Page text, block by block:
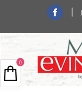
|
0